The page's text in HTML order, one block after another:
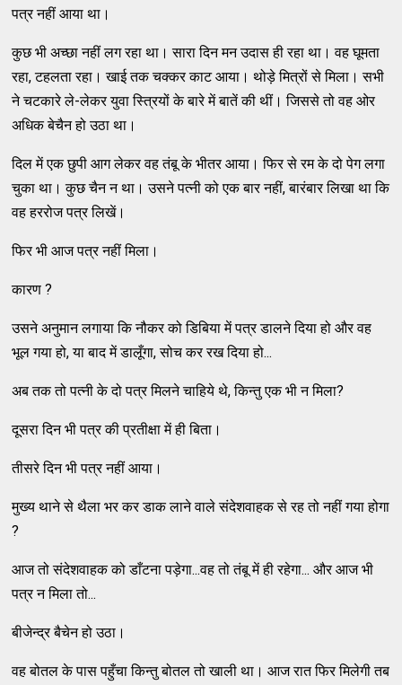
पत्र नहीं आया था।
कुछ भी अच्छा नहीं लग रहा था। सारा दिन मन उदास ही रहा था। वह घूमता
रहा, टहलता रहा। खाई तक चक्कर काट आया। थोड़े मित्रों से मिला। सभी
ने चटकारे ले-लेकर युवा स्त्रियों के बारे में बातें की थीं। जिससे तो वह ओर
अधिक बेचैन हो उठा था।
दिल में एक छुपी आग लेकर वह तंबू के भीतर आया। फिर से रम के दो पेग लगा
चुका था। कुछ चैन न था। उसने पत्नी को एक बार नहीं, बारंबार लिखा था कि
वह हररोज पत्र लिखें।
फिर भी आज पत्र नहीं मिला।
कारण ?
उसने अनुमान लगाया कि नौकर को डिबिया में पत्र डालने दिया हो और वह
भूल गया हो, या बाद में डालूँगा, सोच कर रख दिया हो...
अब तक तो पत्नी के दो पत्र मिलने चाहिये थे, किन्तु एक भी न मिला?
दूसरा दिन भी पत्र की प्रतीक्षा में ही बिता।
तीसरे दिन भी पत्र नहीं आया।
मुख्य थाने से थैला भर कर डाक लाने वाले संदेशवाहक से रह तो नहीं गया होगा
?
आज तो संदेशवाहक को डाँटना पड़ेगा...वह तो तंबू में ही रहेगा... और आज भी
पत्र न मिला तो...
बीजेन्द्र बैचेन हो उठा।
वह बोतल के पास पहुँचा किन्तु बोतल तो खाली था। आज रात फिर मिलेगी तब